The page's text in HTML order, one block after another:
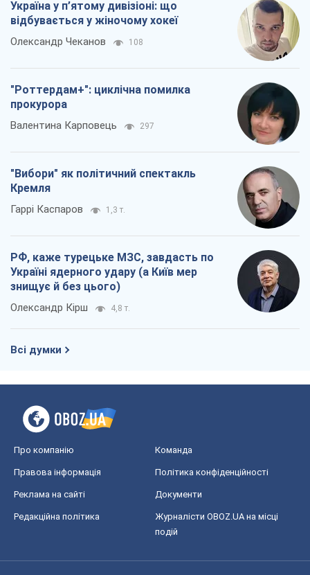
Україна у п’ятому дивізіоні: що
відбувається у жіночому хокеї
Олександр Чеканов 108
"Роттердам+": циклічна помилка
прокурора
Валентина Карповець 297
"Вибори" як політичний спектакль
Кремля
Гаррі Каспаров 1,3 т.
РФ, каже турецьке МЗС, завдасть по
Україні ядерного удару (а Київ мер
знищує й без цього)
Олександр Кірш 4,8 т.
Всі думки
Про компанію Команда
Правова інформація Політика конфіденційності
Реклама на сайті Документи
Редакційна політика
Журналісти OBOZ.UA на місці
подій